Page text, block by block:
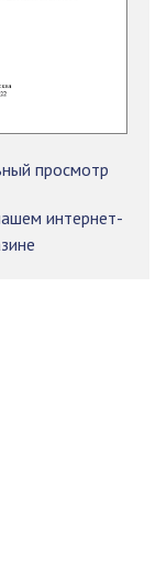
просмотр
интернет-